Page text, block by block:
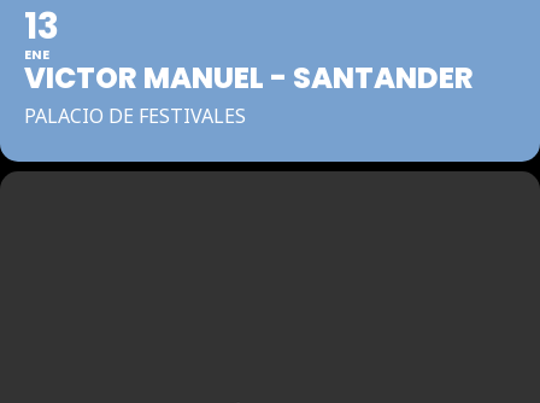
13
ENE
VICTOR MANUEL - SANTANDER
PALACIO DE FESTIVALES